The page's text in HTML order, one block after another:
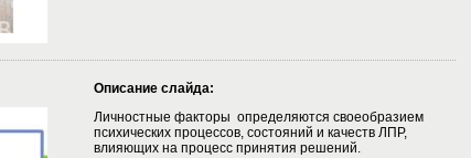
Описание слайда:
Личностные факторы определяются своеобразием
психических процессов, состояний и качеств ЛПР,
влияющих на процесс принятия решений.